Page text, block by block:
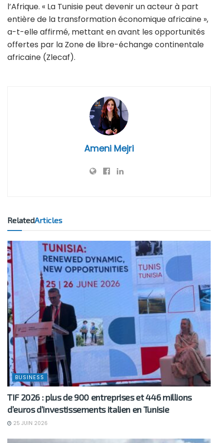
l’Afrique. « La Tunisie peut devenir un acteur à part
entière de la transformation économique africaine »,
a-t-elle affirmé, mettant en avant les opportunités
offertes par la Zone de libre-échange continentale
africaine (Zlecaf).
Ameni Mejri
RelatedArticles
BUSINESS
TIF 2026 : plus de 900 entreprises et 446 millions
d’euros d’investissements italien en Tunisie
25 JUIN 2026